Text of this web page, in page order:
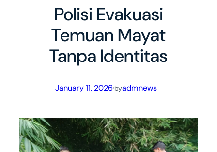
Polisi Evakuasi
Temuan Mayat
Tanpa Identitas
January 11, 2026·byadmnews_